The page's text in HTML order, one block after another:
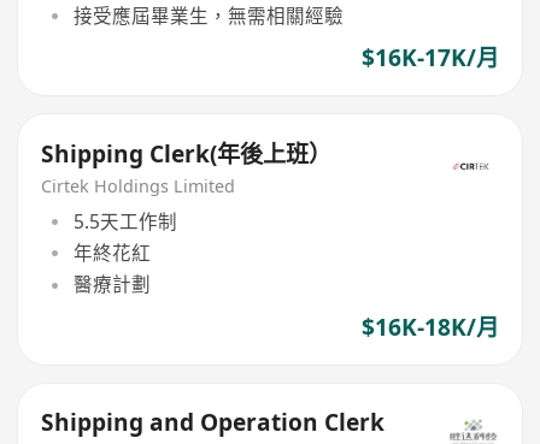
接受應屆畢業生，無需相關經驗
$16K-17K/月
Shipping Clerk(年後上班）
Cirtek Holdings Limited
5.5天工作制
年終花紅
醫療計劃
$16K-18K/月
Shipping and Operation Clerk